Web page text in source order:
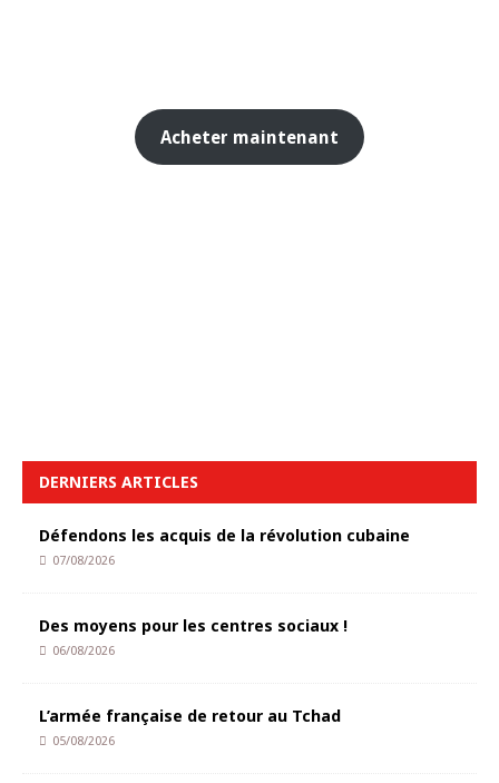
Acheter maintenant
DERNIERS ARTICLES
Défendons les acquis de la révolution cubaine
07/08/2026
Des moyens pour les centres sociaux !
06/08/2026
L’armée française de retour au Tchad
05/08/2026